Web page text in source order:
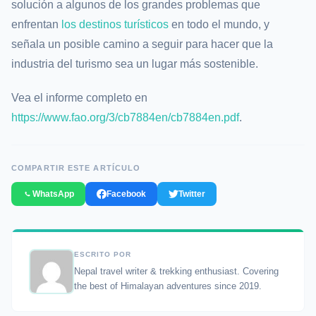
solución a algunos de los grandes problemas que
enfrentan los destinos turísticos en todo el mundo, y
señala un posible camino a seguir para hacer que la
industria del turismo sea un lugar más sostenible.
Vea el informe completo en
https://www.fao.org/3/cb7884en/cb7884en.pdf.
COMPARTIR ESTE ARTÍCULO
WhatsApp Facebook Twitter
ESCRITO POR
Nepal travel writer & trekking enthusiast. Covering
the best of Himalayan adventures since 2019.